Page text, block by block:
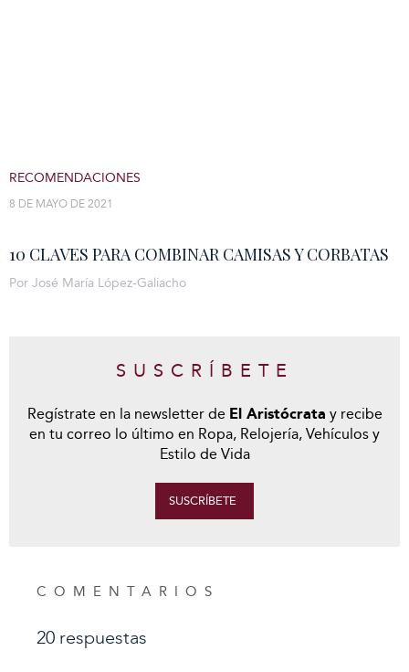
10 CLAVES PARA COMBINAR CAMISAS Y CORBATAS
8 DE MAYO DE 2021
RECOMENDACIONES
Por José María López-Galiacho
SUSCRÍBETE
Regístrate en la newsletter de El Aristócrata y recibe
en tu correo lo último en Ropa, Relojería, Vehículos y
Estilo de Vida
SUSCRÍBETE
COMENTARIOS
20 respuestas